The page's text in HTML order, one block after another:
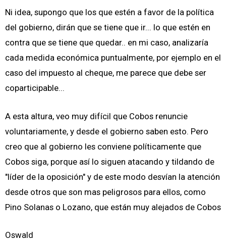
Ni idea, supongo que los que estén a favor de la política
del gobierno, dirán que se tiene que ir... lo que estén en
contra que se tiene que quedar.. en mi caso, analizaría
cada medida económica puntualmente, por ejemplo en el
caso del impuesto al cheque, me parece que debe ser
coparticipable...
A esta altura, veo muy difícil que Cobos renuncie
voluntariamente, y desde el gobierno saben esto. Pero
creo que al gobierno les conviene políticamente que
Cobos siga, porque así lo siguen atacando y tildando de
"líder de la oposición" y de este modo desvían la atención
desde otros que son mas peligrosos para ellos, como
Pino Solanas o Lozano, que están muy alejados de Cobos
Oswald